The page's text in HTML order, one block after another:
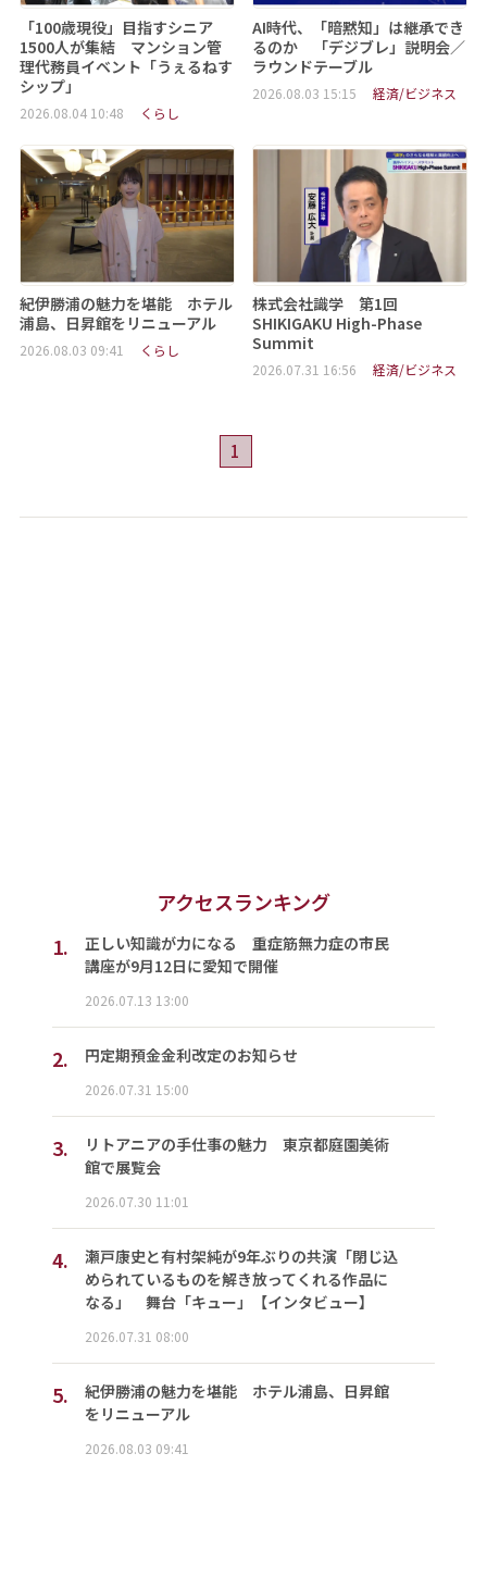
「100歳現役」目指すシニア
1500人が集結 マンション管
理代務員イベント「うぇるねす
シップ」
2026.08.04 10:48 くらし
AI時代、「暗黙知」は継承でき
るのか 「デジブレ」説明会／
ラウンドテーブル
2026.08.03 15:15 経済/ビジネス
紀伊勝浦の魅力を堪能 ホテル
浦島、日昇館をリニューアル
2026.08.03 09:41 くらし
株式会社識学 第1回
SHIKIGAKU High-Phase
Summit
2026.07.31 16:56 経済/ビジネス
1
アクセスランキング
1.
正しい知識が力になる 重症筋無力症の市民
講座が9月12日に愛知で開催
2026.07.13 13:00
2. 円定期預金金利改定のお知らせ
2026.07.31 15:00
3.
リトアニアの手仕事の魅力 東京都庭園美術
館で展覧会
2026.07.30 11:01
4.
瀬戸康史と有村架純が9年ぶりの共演「閉じ込
められているものを解き放ってくれる作品に
なる」 舞台「キュー」【インタビュー】
2026.07.31 08:00
5.
紀伊勝浦の魅力を堪能 ホテル浦島、日昇館
をリニューアル
2026.08.03 09:41